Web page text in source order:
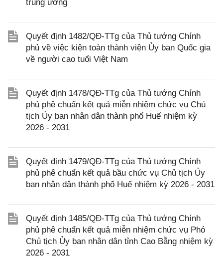
trung ương
Quyết định 1482/QĐ-TTg của Thủ tướng Chính
phủ về việc kiện toàn thành viện Ủy ban Quốc gia
về người cao tuổi Việt Nam
Quyết định 1478/QĐ-TTg của Thủ tướng Chính
phủ phê chuẩn kết quả miễn nhiệm chức vụ Chủ
tịch Ủy ban nhân dân thành phố Huế nhiệm kỳ
2026 - 2031
Quyết định 1479/QĐ-TTg của Thủ tướng Chính
phủ phê chuẩn kết quả bầu chức vụ Chủ tịch Ủy
ban nhân dân thành phố Huế nhiệm kỳ 2026 - 2031
Quyết định 1485/QĐ-TTg của Thủ tướng Chính
phủ phê chuẩn kết quả miễn nhiệm chức vụ Phó
Chủ tịch Ủy ban nhân dân tỉnh Cao Bằng nhiệm kỳ
2026 - 2031